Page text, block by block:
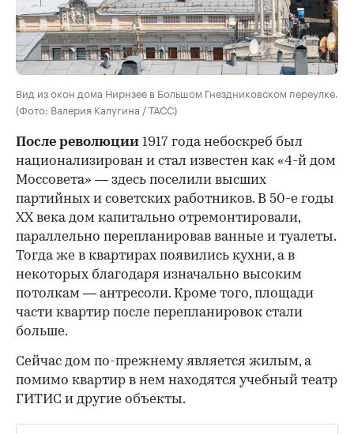
Вид из окон дома Нирнзее в Большом Гнездниковском переулке.
(Фото: Валерия Калугина / ТАСС)
После революции 1917 года небоскреб был
национализирован и стал известен как «4-й дом
Моссовета» — здесь поселили высших
партийных и советских работников. В 50-е годы
ХХ века дом капитально отремонтировали,
параллельно перепланировав ванные и туалеты.
Тогда же в квартирах появились кухни, а в
некоторых благодаря изначально высоким
потолкам — антресоли. Кроме того, площади
части квартир после перепланировок стали
больше.
Сейчас дом по-прежнему является жилым, а
помимо квартир в нем находятся учебный театр
ГИТИС и другие объекты.